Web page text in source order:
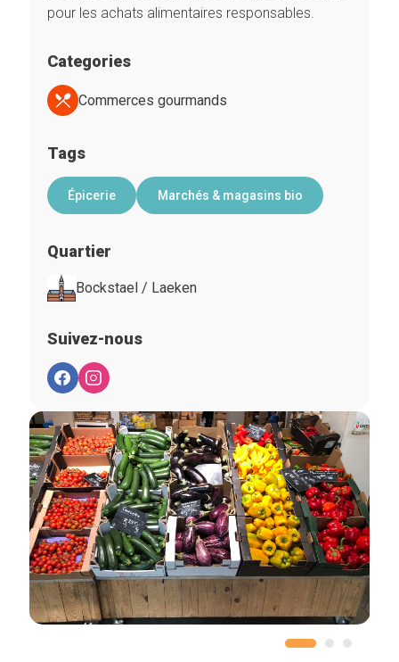
pour les achats alimentaires responsables.
Categories
Commerces gourmands
Tags
Épicerie Marchés & magasins bio
Quartier
Bockstael / Laeken
Suivez-nous